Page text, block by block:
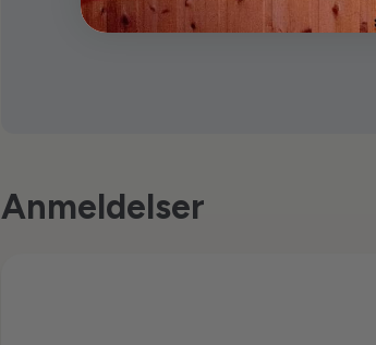
Anmeldelser